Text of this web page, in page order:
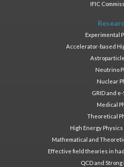
IFIC
Experimental
Accelerator-based
Neutrino
Nuclear
GRID and
Medical
Theoretical
High Energy
Mathematical and
Effective field theories in
QCD and